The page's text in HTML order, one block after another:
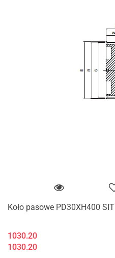
Koło pasowe PD30XH400 SIT
1030.20
1030.20